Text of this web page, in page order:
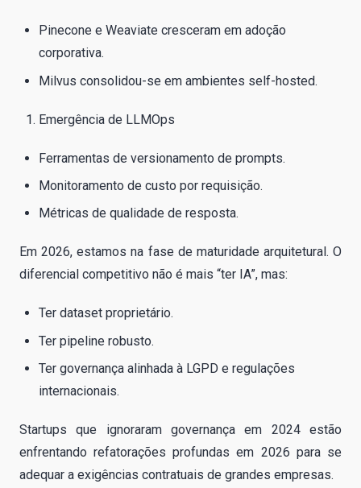
Pinecone e Weaviate cresceram em adoção
corporativa.
Milvus consolidou-se em ambientes self-hosted.
Emergência de LLMOps
Ferramentas de versionamento de prompts.
Monitoramento de custo por requisição.
Métricas de qualidade de resposta.
Em 2026, estamos na fase de maturidade arquitetural. O
diferencial competitivo não é mais “ter IA”, mas:
Ter dataset proprietário.
Ter pipeline robusto.
Ter governança alinhada à LGPD e regulações
internacionais.
Startups que ignoraram governança em 2024 estão
enfrentando refatorações profundas em 2026 para se
adequar a exigências contratuais de grandes empresas.